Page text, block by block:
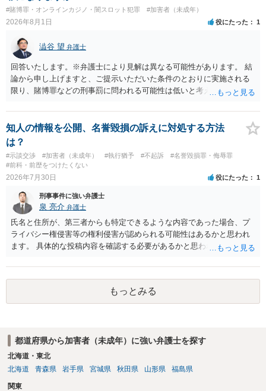
#賭博罪・オンラインカジノ・闇スロット犯罪 #加害者（未成年）
2026年8月1日 役にたった 1
澁谷 望 弁護士
回答いたします。※弁護士により見解は異なる可能性があります。 結
論から申し上げますと、ご提示いただいた条件のとおりに実施される
限り、賭博罪などの刑事罰に問われる可能性は低いと考えられます
答】 賭博罪は、参加者が互いに財物を賭けてその得喪を争う場合に成
立します。 質問者様がご自身のポケットマネーから懸賞として賞金を
出し、参加者からの参加費が全額会場レンタル費用に充てられて賞金
原資と完全に分離されている場合、参加者が自らの財物を失うリスク
が存在しないため賭博罪には該当しないとする見解が一般的です。ま
た、利益を得る目的もないため賭博場開帳図利罪も成立しないと考え
事・行政上の観点から以下の点が考慮されます。景品表示法について
は事業者が顧客を誘引するためのものではないため対象外と考えられ
ますが、自治会館の利用規約（目的外利用や金銭徴収の可否など）へ
の抵触が問題となることがあります。 【質問3への回答】 主催者とし
ての注意点として、まず参加費がすべて会場代の実費に充てられてい
とを明確にしておくことが大切です。また、自治会館の管理者に対
し、参加費の集金を含む利用目的を事前に正確に伝えて了解を得てお
知人の情報を公開、名誉毀損の訴えに対処する方法
は？
#示談交渉 #加害者（未成年） #執行猶予 #不起訴
#名誉毀損罪・侮辱罪
#前科・前歴をつけたくない
2026年7月30日 役にたった 1
刑事事件に強い弁護士
泉 亮介 弁護士
氏名と住所が、第三者からも特定できるような内容であった場合、プ
ライバシー権侵害等の権利侵害が認められる可能性はあるかと思われ
ます。 具体的な投稿内容を確認する必要があるかと思われますので、
でしょう。
もっとみる
都道府県から加害者（未成年）に強い弁護士を探す
北海道・東北
北海道
青森県 岩手県 宮城県 秋田県 山形県 福島県
関東